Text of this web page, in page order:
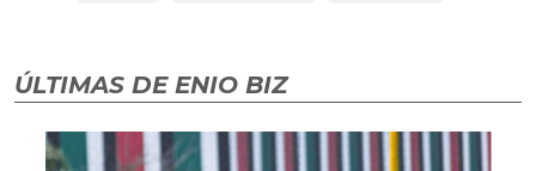
ÚLTIMAS DE ENIO BIZ